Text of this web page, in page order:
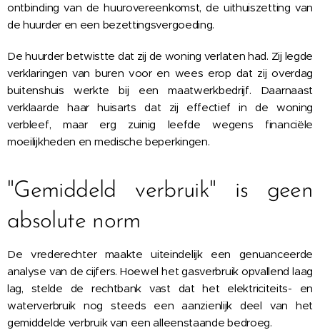
ontbinding van de huurovereenkomst, de uithuiszetting van
de huurder en een bezettingsvergoeding.
De huurder betwistte dat zij de woning verlaten had. Zij legde
verklaringen van buren voor en wees erop dat zij overdag
buitenshuis werkte bij een maatwerkbedrijf. Daarnaast
verklaarde haar huisarts dat zij effectief in de woning
verbleef, maar erg zuinig leefde wegens financiële
moeilijkheden en medische beperkingen.
"Gemiddeld verbruik" is geen
absolute norm
De vrederechter maakte uiteindelijk een genuanceerde
analyse van de cijfers. Hoewel het gasverbruik opvallend laag
lag, stelde de rechtbank vast dat het elektriciteits- en
waterverbruik nog steeds een aanzienlijk deel van het
gemiddelde verbruik van een alleenstaande bedroeg.